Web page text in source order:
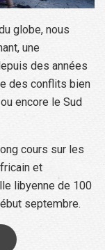
globe, nous
une
des années
des conflits bien
encore le Sud
cours sur les
et
libyenne de 100
septembre.